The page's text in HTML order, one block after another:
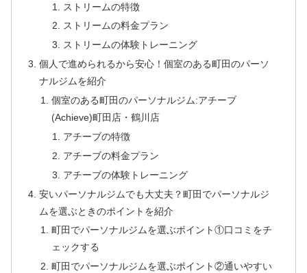
ストリームの特徴
ストリームの料金プラン
ストリームの体験トレーニング
個人で進められるから安心！個室のある町田のパーソ
ナルジムを紹介
個室のある町田のパーソナルジム:アチーブ
(Achieve)町田店・鶴川店
アチーブの特徴
アチーブの料金プラン
アチーブの体験トレーニング
安いパーソナルジムでも大丈夫？町田でパーソナルジ
ムを選ぶときのポイントを紹介
町田でパーソナルジムを選ぶポイント①口コミをチ
ェックする
町田でパーソナルジムを選ぶポイント②通いやすい